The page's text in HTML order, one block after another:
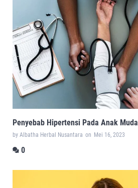
Penyebab Hipertensi Pada Anak Muda
by Albatha Herbal Nusantara on Mei 16, 2023
0